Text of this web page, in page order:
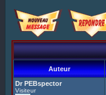
Auteur
Dr PEBspector
Visiteur